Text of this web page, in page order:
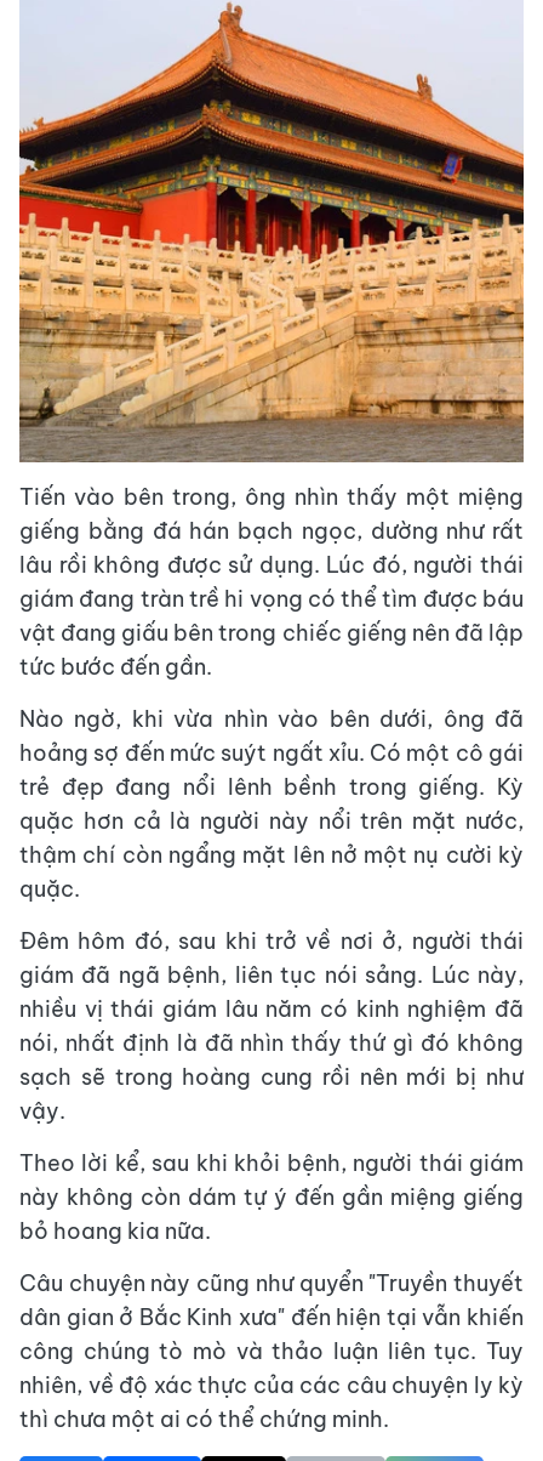
Tiến vào bên trong, ông nhìn thấy một miệng
giếng bằng đá hán bạch ngọc, dường như rất
lâu rồi không được sử dụng. Lúc đó, người thái
giám đang tràn trề hi vọng có thể tìm được báu
vật đang giấu bên trong chiếc giếng nên đã lập
tức bước đến gần.
Nào ngờ, khi vừa nhìn vào bên dưới, ông đã
hoảng sợ đến mức suýt ngất xỉu. Có một cô gái
trẻ đẹp đang nổi lênh bềnh trong giếng. Kỳ
quặc hơn cả là người này nổi trên mặt nước,
thậm chí còn ngẩng mặt lên nở một nụ cười kỳ
quặc.
Đêm hôm đó, sau khi trở về nơi ở, người thái
giám đã ngã bệnh, liên tục nói sảng. Lúc này,
nhiều vị thái giám lâu năm có kinh nghiệm đã
nói, nhất định là đã nhìn thấy thứ gì đó không
sạch sẽ trong hoàng cung rồi nên mới bị như
vậy.
Theo lời kể, sau khi khỏi bệnh, người thái giám
này không còn dám tự ý đến gần miệng giếng
bỏ hoang kia nữa.
Câu chuyện này cũng như quyển "Truyền thuyết
dân gian ở Bắc Kinh xưa" đến hiện tại vẫn khiến
công chúng tò mò và thảo luận liên tục. Tuy
nhiên, về độ xác thực của các câu chuyện ly kỳ
thì chưa một ai có thể chứng minh.